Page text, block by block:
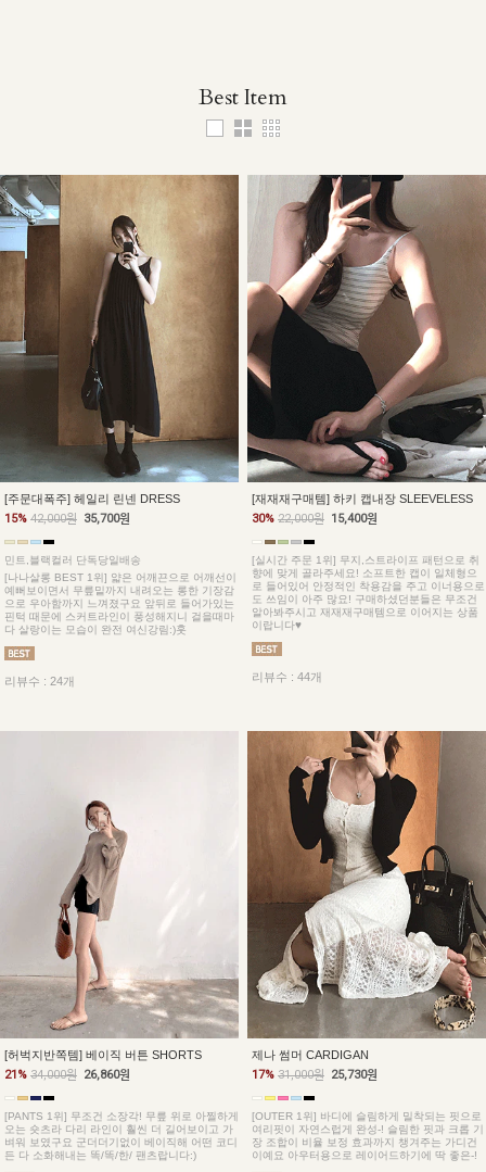
Best Item
[주문대폭주] 헤일리 린넨 DRESS
15% 42,000원 35,700원
민트,블랙컬러 단독당일배송
[나나살롱 BEST 1위] 얇은 어깨끈으로 어깨선이
예뻐보이면서 무릎밑까지 내려오는 롱한 기장감
으로 우아함까지 느껴졌구요 앞뒤로 들어가있는
핀턱 때문에 스커트라인이 풍성해지니 걸을때마
다 살랑이는 모습이 완전 여신강림:)훗
리뷰수 : 24개
[재재재구매템] 하키 캡내장 SLEEVELESS
30% 22,000원 15,400원
[실시간 주문 1위] 무지,스트라이프 패턴으로 취
향에 맞게 골라주세요! 소프트한 캡이 일체형으
로 들어있어 안정적인 착용감을 주고 이너용으로
도 쓰임이 아주 많요! 구매하셨던분들은 무조건
알아봐주시고 재재재구매템으로 이어지는 상품
이랍니다♥
리뷰수 : 44개
[허벅지반쪽템] 베이직 버튼 SHORTS
21% 34,000원 26,860원
[PANTS 1위] 무조건 소장각! 무릎 위로 아찔하게
오는 숏츠라 다리 라인이 훨씬 더 길어보이고 가
벼워 보였구요 군더더기없이 베이직해 어떤 코디
든 다 소화해내는 똑/똑/한/ 팬츠랍니다:)
제나 썸머 CARDIGAN
17% 31,000원 25,730원
[OUTER 1위] 바디에 슬림하게 밀착되는 핏으로
여리핏이 자연스럽게 완성-! 슬림한 핏과 크롭 기
장 조합이 비율 보정 효과까지 챙겨주는 가디건
이예요 아우터용으로 레이어드하기에 딱 좋은-!